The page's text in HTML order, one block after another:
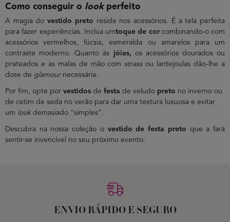
Como conseguir o lookperfeito
A magia dovestido preto reside nos acessórios. É a tela perfeita
para fazer experiências. Inclua umtoque de cor combinando-o com
acessórios vermelhos, fúcsia, esmeralda ou amarelos para um
contraste moderno. Quanto às
jóias, os acessórios dourados ou
prateados e as malas de mão com strassou lantejoulas dão-lhe a
dose de glamournecessária.
Por fim, opte por vestidos de festa de veludo preto no inverno ou
de cetim de seda no verão para dar uma textura luxuosa e evitar
um lookdemasiado "simples".
Descubra na nossa coleção o vestido de festa preto que a fará
sentir-se invencível no seu próximo evento.
ENVIO RÁPIDO E SEGURO